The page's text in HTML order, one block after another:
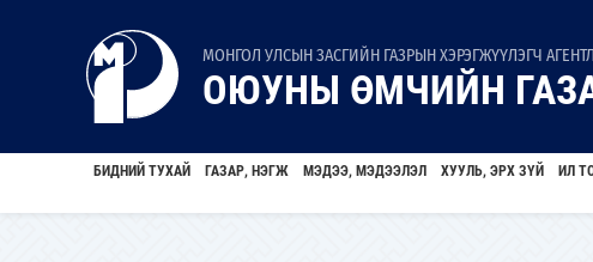
МОНГОЛ УЛСЫН ЗАСГИЙН ГАЗРЫН ХЭРЭГЖҮҮЛЭГЧ
ОЮУНЫ ӨМЧИЙН
БИДНИЙ ТУХАЙ ГАЗАР, НЭГЖ МЭДЭЭ, МЭДЭЭЛЭЛ ХУУЛЬ, ЭРХ ЗҮЙ ИЛ